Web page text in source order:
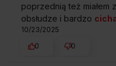
poprzednią też miałem
obsłudze i bardzo
10/23/2025
0
0